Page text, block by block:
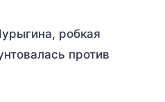
робкая
против